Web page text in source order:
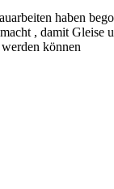
haben
, damit Gleise
können